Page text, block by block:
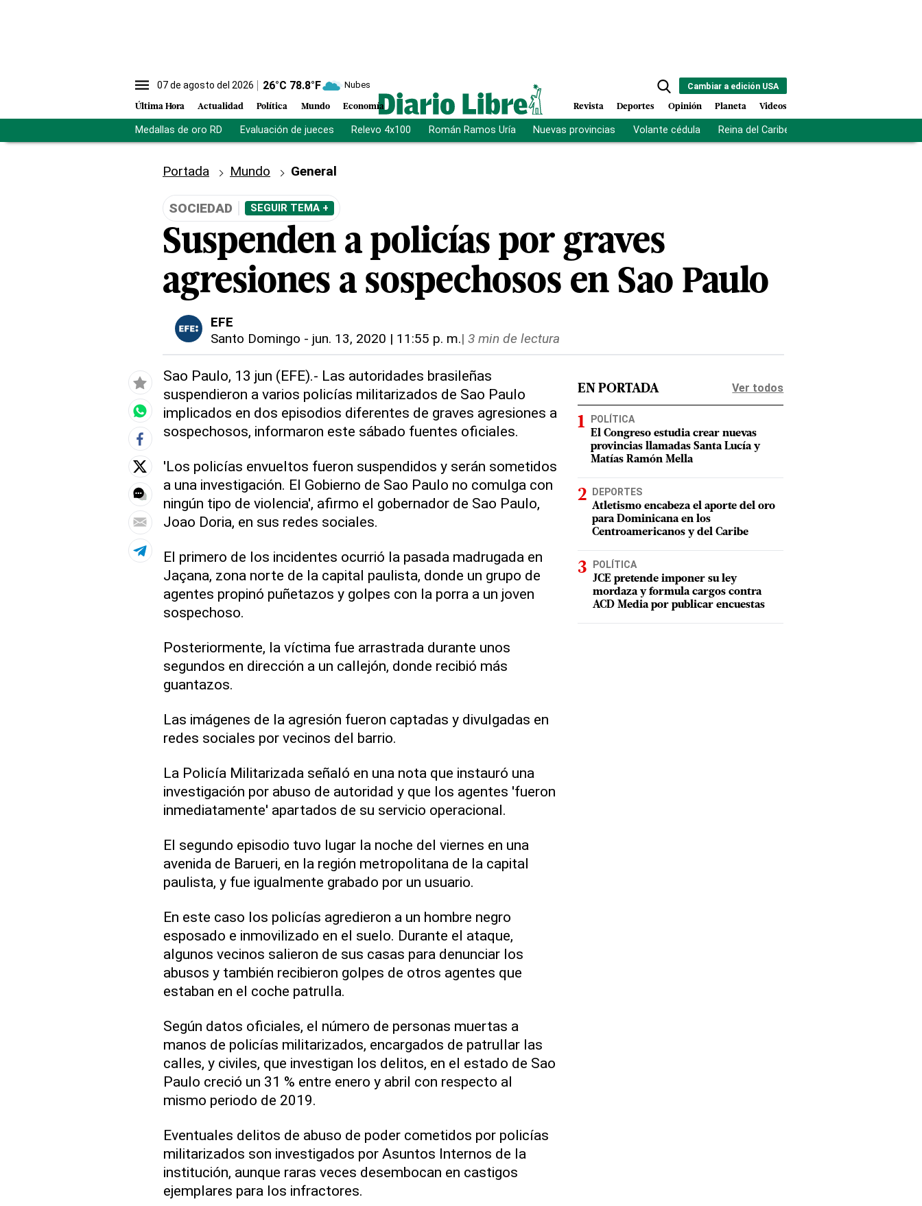
07 de agosto del 2026 26°C 78.8°F Nubes
Última Hora Actualidad Política Mundo Economía
Cambiar a edición USA
Revista Deportes Opinión Planeta Videos
Medallas de oro RD Evaluación de jueces Relevo 4x100 Román Ramos Uría Nuevas provincias Volante cédula Reina del Caribe
Portada Mundo General
SOCIEDAD SEGUIR TEMA +
Suspenden a policías por graves
agresiones a sospechosos en Sao Paulo
EFE
Santo Domingo - jun. 13, 2020 | 11:55 p. m.| 3 min de lectura
Sao Paulo, 13 jun (EFE).- Las autoridades brasileñas
suspendieron a varios policías militarizados de Sao Paulo
implicados en dos episodios diferentes de graves agresiones a
sospechosos, informaron este sábado fuentes oficiales.
'Los policías envueltos fueron suspendidos y serán sometidos
a una investigación. El Gobierno de Sao Paulo no comulga con
ningún tipo de violencia', afirmo el gobernador de Sao Paulo,
Joao Doria, en sus redes sociales.
El primero de los incidentes ocurrió la pasada madrugada en
Jaçana, zona norte de la capital paulista, donde un grupo de
agentes propinó puñetazos y golpes con la porra a un joven
sospechoso.
Posteriormente, la víctima fue arrastrada durante unos
segundos en dirección a un callejón, donde recibió más
guantazos.
Las imágenes de la agresión fueron captadas y divulgadas en
redes sociales por vecinos del barrio.
La Policía Militarizada señaló en una nota que instauró una
investigación por abuso de autoridad y que los agentes 'fueron
inmediatamente' apartados de su servicio operacional.
El segundo episodio tuvo lugar la noche del viernes en una
avenida de Barueri, en la región metropolitana de la capital
paulista, y fue igualmente grabado por un usuario.
En este caso los policías agredieron a un hombre negro
esposado e inmovilizado en el suelo. Durante el ataque,
algunos vecinos salieron de sus casas para denunciar los
abusos y también recibieron golpes de otros agentes que
estaban en el coche patrulla.
Según datos oficiales, el número de personas muertas a
manos de policías militarizados, encargados de patrullar las
calles, y civiles, que investigan los delitos, en el estado de Sao
Paulo creció un 31 % entre enero y abril con respecto al
mismo periodo de 2019.
Eventuales delitos de abuso de poder cometidos por policías
militarizados son investigados por Asuntos Internos de la
institución, aunque raras veces desembocan en castigos
ejemplares para los infractores.
EN PORTADA Ver todos
POLÍTICA
El Congreso estudia crear nuevas
provincias llamadas Santa Lucía y
Matías Ramón Mella
DEPORTES
Atletismo encabeza el aporte del oro
para Dominicana en los
Centroamericanos y del Caribe
POLÍTICA
JCE pretende imponer su ley
mordaza y formula cargos contra
ACD Media por publicar encuestas